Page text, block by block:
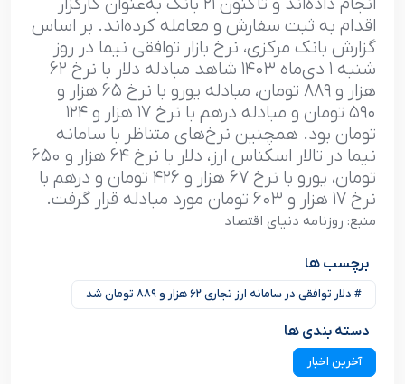
اقدام به ثبت سفارش و معامله کرده‌اند. بر اساس
گزارش بانک مرکزی، نرخ بازار توافقی نیما در روز
شنبه ۱ دی‌ماه ۱۴۰۳ شاهد مبادله دلار با نرخ ۶۲
هزار و ۸۸۹ تومان، مبادله یورو با نرخ ۶۵ هزار و
۵۹۰ تومان و مبادله درهم با نرخ ۱۷ هزار و ۱۲۴
تومان بود. همچنین نرخ‌های متناظر با سامانه
نیما در تالار اسکناس ارز، دلار با نرخ ۶۴ هزار و ۶۵۰
تومان، یورو با نرخ ۶۷ هزار و ۴۲۶ تومان و درهم با
نرخ ۱۷ هزار و ۶۰۳ تومان مورد مبادله قرار گرفت.
منبع: روزنامه دنیای اقتصاد
برچسب ها
# دلار توافقی در سامانه ارز تجاری ۶۲ هزار و ۸۸۹ تومان شد
دسته بندی ها
آخرین اخبار